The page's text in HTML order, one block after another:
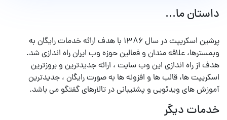
داستان ما...
پرشین اسکریپت در سال ۱۳۸۶ با هدف ارائه خدمات رایگان به
وبمسترها، علاقه مندان و فعالین حوزه وب ایران راه اندازی شد.
هدف از راه اندازی این وب سایت ، ارائه جدیدترین و بروزترین
اسکریپت ها، قالب ها و افزونه ها به صورت رایگان ، جدیدترین
آموزش های ویدئویی و پشتیبانی در تالارهای گفتگو می باشد.
خدمات دیگر